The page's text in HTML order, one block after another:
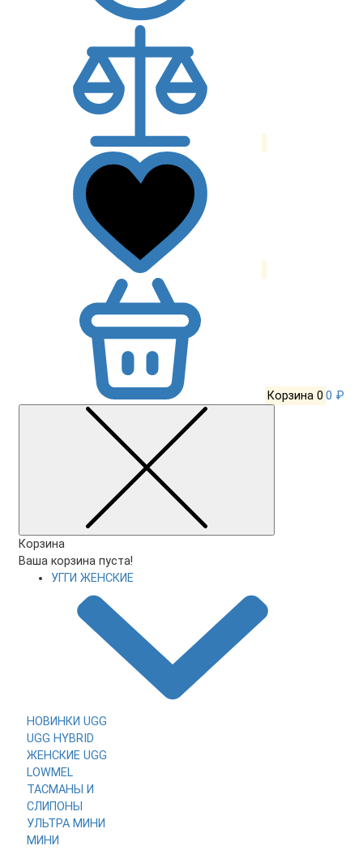
Корзина 0 0 ₽
Корзина
Ваша корзина пуста!
УГГИ ЖЕНСКИЕ
НОВИНКИ UGG
UGG HYBRID
ЖЕНСКИЕ UGG
LOWMEL
ТАСМАНЫ И
СЛИПОНЫ
УЛЬТРА МИНИ
МИНИ